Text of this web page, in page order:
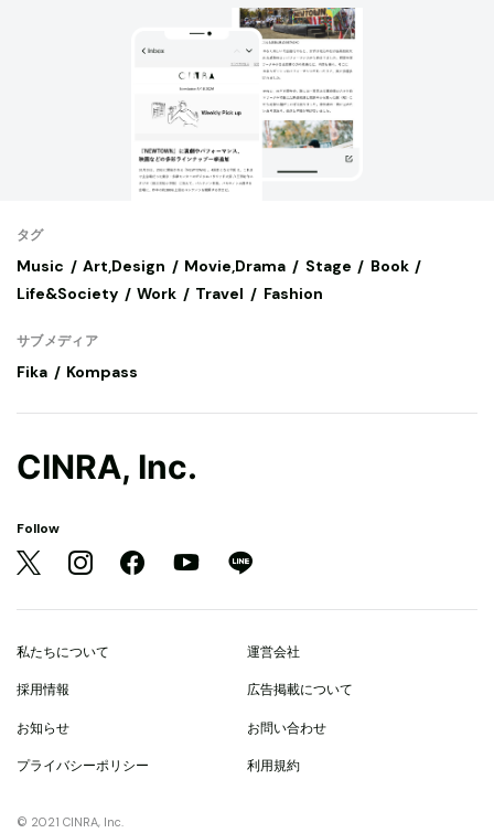
タグ
Music Art,Design Movie,Drama Stage
Book
Life&Society
Work Travel Fashion
サブメディア
Fika Kompass
CINRA, Inc.
Follow
私たちについて 運営会社
採用情報 広告掲載について
お知らせ お問い合わせ
プライバシーポリシー 利用規約
© 2021 CINRA, Inc.